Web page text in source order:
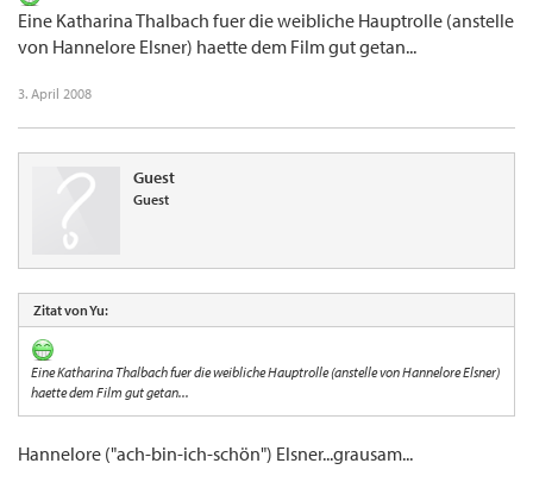
Eine Katharina Thalbach fuer die weibliche Hauptrolle (anstelle
von Hannelore Elsner) haette dem Film gut getan...
3. April 2008
Guest
Guest
Zitat von Yu:
Eine Katharina Thalbach fuer die weibliche Hauptrolle (anstelle von Hannelore Elsner)
haette dem Film gut getan...
Hannelore ("ach-bin-ich-schön") Elsner...grausam...